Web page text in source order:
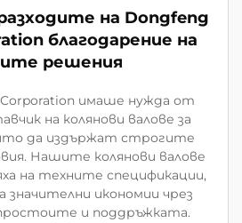
на Dongfeng
благодарение на
решения
имаше нужда от
на колянови валове за
да издържат строгите
Нашите колянови валове
на техните спецификации,
значителни икономии чрез
и поддръжката.